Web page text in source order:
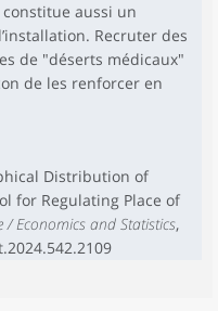
aussi un
Recruter des
de "déserts médicaux"
de les renforcer en
Distribution of
for Regulating Place of
/ Economics and Statistics,